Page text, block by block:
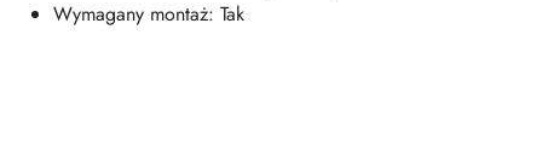
Wymagany montaż: Tak